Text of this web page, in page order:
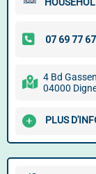
4 Bd
04000
PLUS